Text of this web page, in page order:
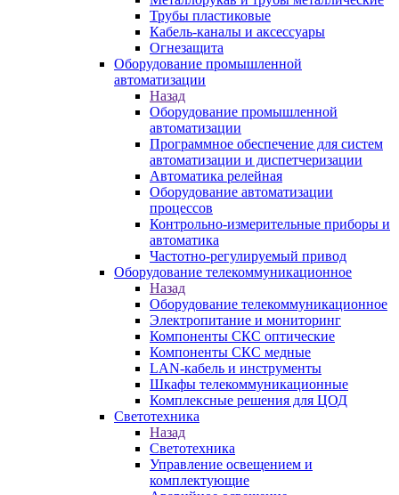
Трубы пластиковые
Кабель-каналы и аксессуары
Огнезащита
Оборудование промышленной
автоматизации
Назад
Оборудование промышленной
автоматизации
Программное обеспечение для систем
автоматизации и диспетчеризации
Автоматика релейная
Оборудование автоматизации
процессов
Контрольно-измерительные приборы и
автоматика
Частотно-регулируемый привод
Оборудование телекоммуникационное
Назад
Оборудование телекоммуникационное
Электропитание и мониторинг
Компоненты СКС оптические
Компоненты СКС медные
LAN-кабель и инструменты
Шкафы телекоммуникационные
Комплексные решения для ЦОД
Светотехника
Назад
Светотехника
Управление освещением и
комплектующие